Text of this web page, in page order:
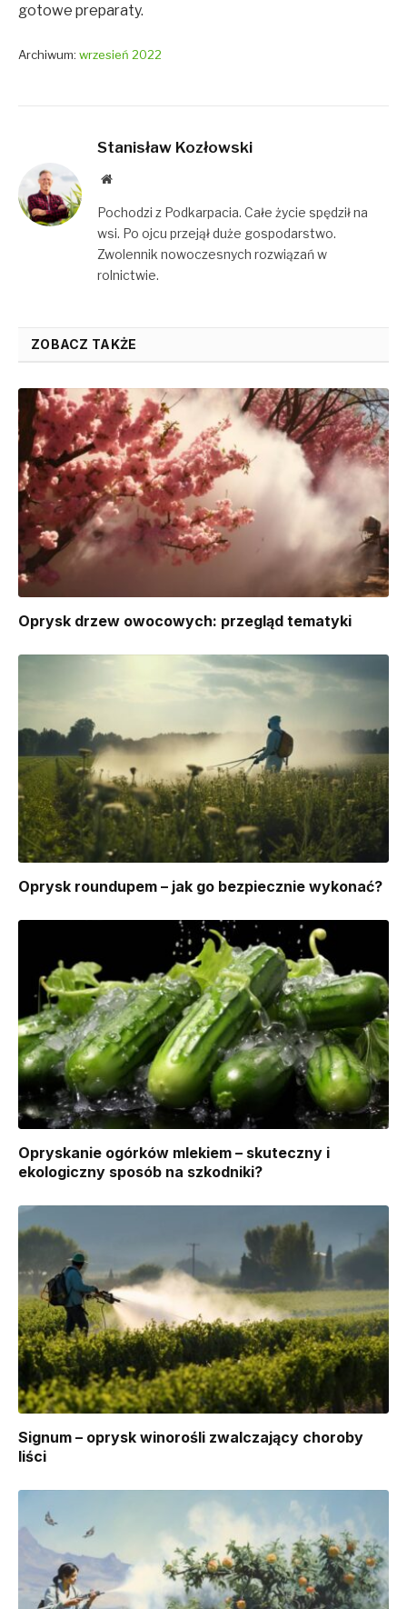
gotowe preparaty.
Archiwum: wrzesień 2022
Stanisław Kozłowski
Website
Pochodzi z Podkarpacia. Całe życie spędził na
wsi. Po ojcu przejął duże gospodarstwo.
Zwolennik nowoczesnych rozwiązań w
rolnictwie.
ZOBACZ TAKŻE
Oprysk drzew owocowych: przegląd tematyki
Oprysk roundupem – jak go bezpiecznie wykonać?
Opryskanie ogórków mlekiem – skuteczny i
ekologiczny sposób na szkodniki?
Signum – oprysk winorośli zwalczający choroby
liści